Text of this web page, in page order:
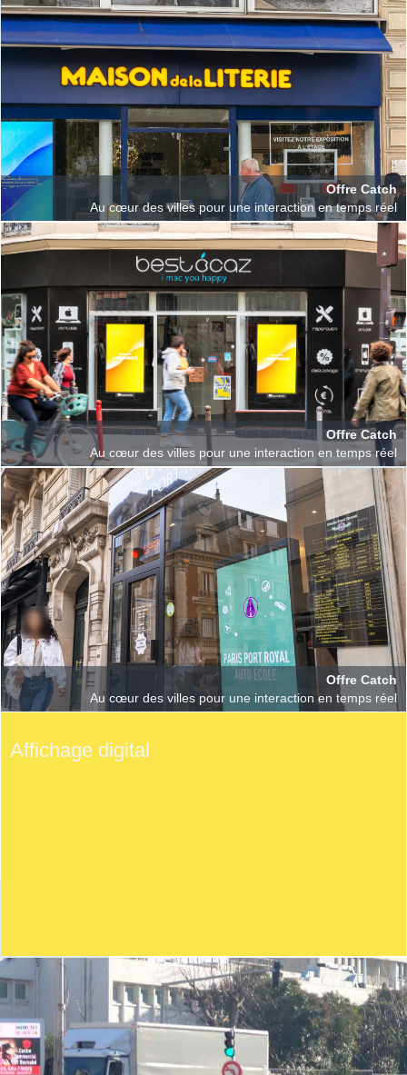
Offre Catch
Au cœur des villes pour une interaction en temps réel
Offre Catch
Au cœur des villes pour une interaction en temps réel
Offre Catch
Au cœur des villes pour une interaction en temps réel
Affichage digital